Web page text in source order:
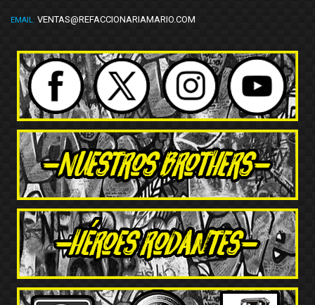
EMAIL: VENTAS@REFACCIONARIAMARIO.COM